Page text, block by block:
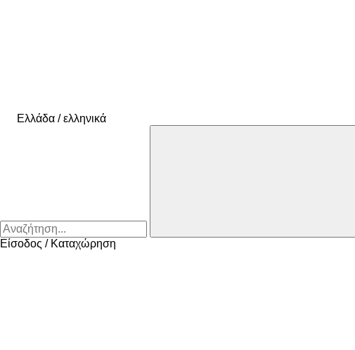
Ελλάδα / ελληνικά
Είσοδος / Καταχώρηση